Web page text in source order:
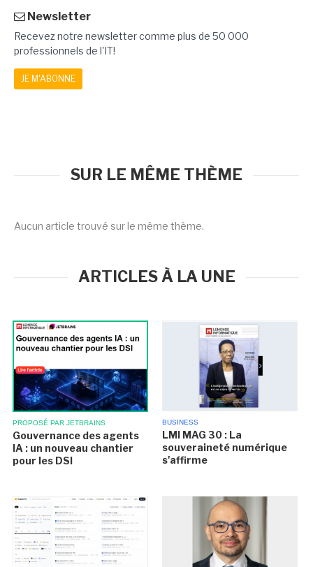
Newsletter
Recevez notre newsletter comme plus de 50 000
professionnels de l'IT!
JE M'ABONNE
SUR LE MÊME THÈME
Aucun article trouvé sur le même thème.
ARTICLES À LA UNE
PROPOSÉ PAR JETBRAINS
Gouvernance des agents
IA : un nouveau chantier
pour les DSI
BUSINESS
LMI MAG 30 : La
souveraineté numérique
s'affirme